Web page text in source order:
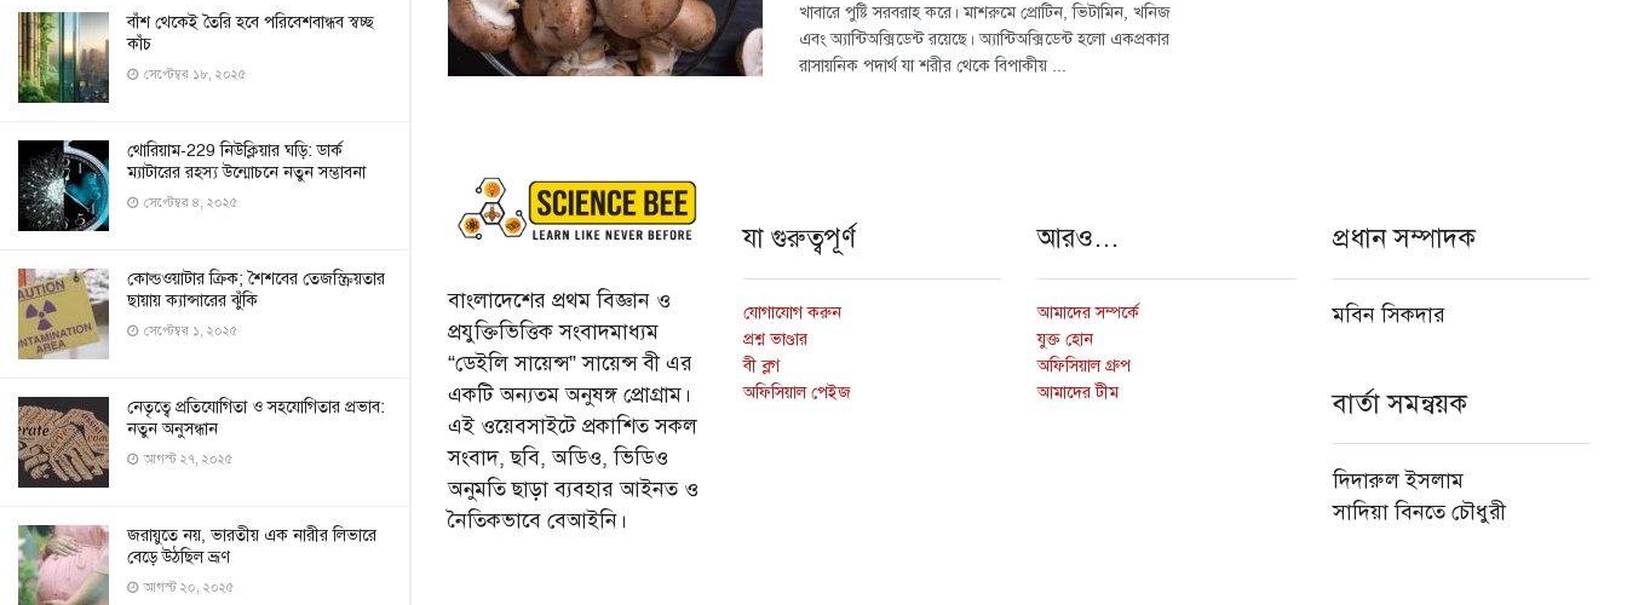
বাঁশ থেকেই তৈরি হবে পরিবেশবান্ধব স্বচ্ছ
কাঁচ
সেপ্টেম্বর ১৮, ২০২৫
থোরিয়াম-229 নিউক্লিয়ার ঘড়ি: ডার্ক
ম্যাটারের রহস্য উন্মোচনে নতুন সম্ভাবনা
সেপ্টেম্বর ৪, ২০২৫
কোল্ডওয়াটার ক্রিক; শৈশবের তেজস্ক্রিয়তার
ছায়ায় ক্যান্সারের ঝুঁকি
সেপ্টেম্বর ১, ২০২৫
নেতৃত্বে প্রতিযোগিতা ও সহযোগিতার প্রভাব:
নতুন অনুসন্ধান
আগস্ট ২৭, ২০২৫
জরায়ুতে নয়, ভারতীয় এক নারীর লিভারে
বেড়ে উঠছিল ভ্রূণ
আগস্ট ২০, ২০২৫
খাবারে পুষ্টি সরবরাহ করে। মাশরুমে প্রোটিন, ভিটামিন, খনিজ
এবং অ্যান্টিঅক্সিডেন্ট রয়েছে। অ্যান্টিঅক্সিডেন্ট হলো একপ্রকার
রাসায়নিক পদার্থ যা শরীর থেকে বিপাকীয় ...
বাংলাদেশের প্রথম বিজ্ঞান ও
প্রযুক্তিভিত্তিক সংবাদমাধ্যম
“ডেইলি সায়েন্স” সায়েন্স বী এর
একটি অন্যতম অনুষঙ্গ প্রোগ্রাম।
এই ওয়েবসাইটে প্রকাশিত সকল
সংবাদ, ছবি, অডিও, ভিডিও
অনুমতি ছাড়া ব্যবহার আইনত ও
নৈতিকভাবে বেআইনি।
যা গুরুত্বপূর্ণ
যোগাযোগ করুন
প্রশ্ন ভাণ্ডার
বী ব্লগ
অফিসিয়াল পেইজ
আরও…
আমাদের সম্পর্কে
যুক্ত হোন
অফিসিয়াল গ্রুপ
আমাদের টীম
প্রধান সম্পাদক
মবিন সিকদার
বার্তা সমন্বয়ক
দিদারুল ইসলাম
সাদিয়া বিনতে চৌধুরী